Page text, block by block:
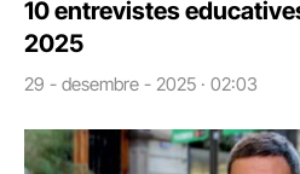
10 entrevistes
2025
29 - desembre - 2025 · 02:03